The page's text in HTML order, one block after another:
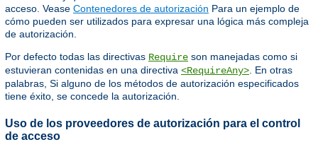
acceso. Vease Contenedores de autorización Para un ejemplo de
cómo pueden ser utilizados para expresar una lógica más compleja
de autorización.
Por defecto todas las directivas Require son manejadas como si
estuvieran contenidas en una directiva <RequireAny> . En otras
palabras, Si alguno de los métodos de autorización especificados
tiene éxito, se concede la autorización.
Uso de los proveedores de autorización para el control
de acceso